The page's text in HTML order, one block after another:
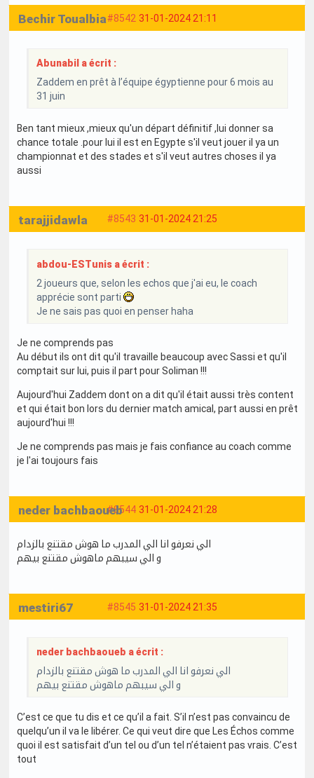
#8542 31-01-2024 21:11
Bechir Toualbia
Abunabil a écrit :
Zaddem en prêt à l’équipe égyptienne pour 6 mois au
31 juin
Ben tant mieux ,mieux qu'un départ définitif ,lui donner sa
chance totale .pour lui il est en Egypte s'il veut jouer il ya un
championnat et des stades et s'il veut autres choses il ya
aussi
#8543 31-01-2024 21:25
tarajjidawla
abdou-ESTunis a écrit :
2 joueurs que, selon les echos que j'ai eu, le coach
apprécie sont parti
Je ne sais pas quoi en penser haha
Je ne comprends pas
Au début ils ont dit qu'il travaille beaucoup avec Sassi et qu'il
comptait sur lui, puis il part pour Soliman !!!
Aujourd'hui Zaddem dont on a dit qu'il était aussi très content
et qui était bon lors du dernier match amical, part aussi en prêt
aujourd'hui !!!
Je ne comprends pas mais je fais confiance au coach comme
je l'ai toujours fais
#8544 31-01-2024 21:28
neder bachbaoueb
الي نعرفو انا الي المدرب ما هوش مقتنع بالزدام
و الي سيبهم ماهوش مقتنع بيهم
#8545 31-01-2024 21:35
mestiri67
neder bachbaoueb a écrit :
الي نعرفو انا الي المدرب ما هوش مقتنع بالزدام
و الي سيبهم ماهوش مقتنع بيهم
C’est ce que tu dis et ce qu’il a fait. S’il n’est pas convaincu de
quelqu’un il va le libérer. Ce qui veut dire que Les Échos comme
quoi il est satisfait d’un tel ou d’un tel n’étaient pas vrais. C’est
tout